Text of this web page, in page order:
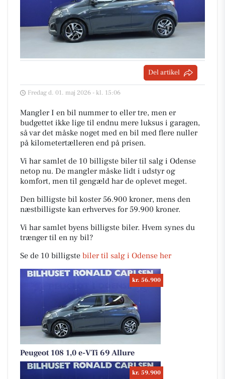
Del artikel
Fredag d. 01. maj 2026 - kl. 15:06
Mangler I en bil nummer to eller tre, men er
budgettet ikke lige til endnu mere luksus i garagen,
så var det måske noget med en bil med flere nuller
på kilometertælleren end på prisen.
Vi har samlet de 10 billigste biler til salg i Odense
netop nu. De mangler måske lidt i udstyr og
komfort, men til gengæld har de oplevet meget.
Den billigste bil koster 56.900 kroner, mens den
næstbilligste kan erhverves for 59.900 kroner.
Vi har samlet byens billigste biler. Hvem synes du
trænger til en ny bil?
Se de 10 billigste biler til salg i Odense her
kr. 56.900
Peugeot 108 1,0 e-VTi 69 Allure
kr. 59.900